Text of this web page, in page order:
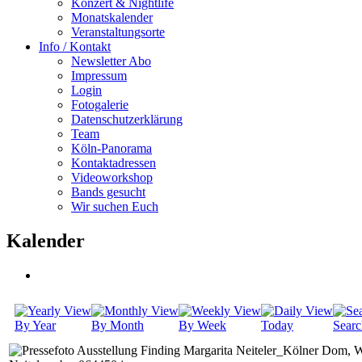
Konzert & Nightlife
Monatskalender
Veranstaltungsorte
Info / Kontakt
Newsletter Abo
Impressum
Login
Fotogalerie
Datenschutzerklärung
Team
Köln-Panorama
Kontaktadressen
Videoworkshop
Bands gesucht
Wir suchen Euch
Kalender
By Year By Month By Week Today